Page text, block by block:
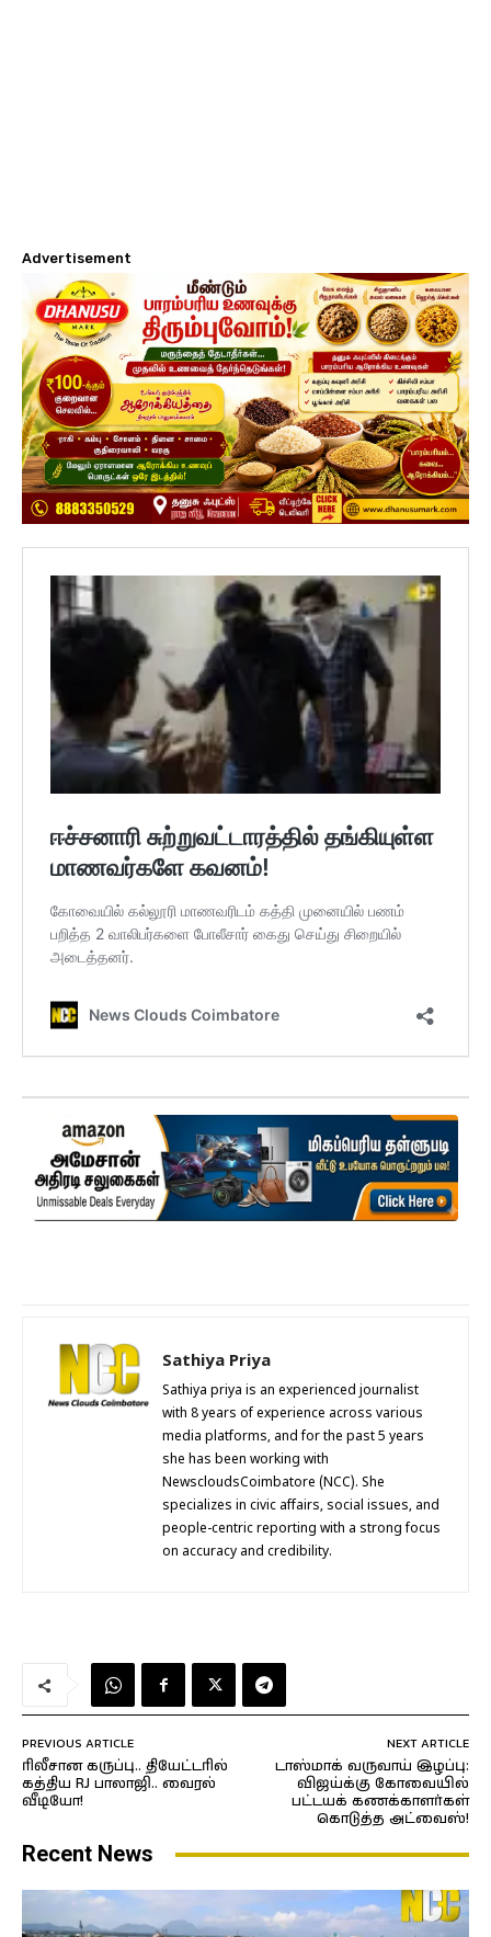
Advertisement
Sathiya Priya
Sathiya priya is an experienced journalist
with 8 years of experience across various
media platforms, and for the past 5 years
she has been working with
NewscloudsCoimbatore (NCC). She
specializes in civic affairs, social issues, and
people-centric reporting with a strong focus
on accuracy and credibility.
PREVIOUS ARTICLE
ரிலீசான கருப்பு.. தியேட்டரில்
கத்திய RJ பாலாஜி.. வைரல்
வீடியோ!
NEXT ARTICLE
டாஸ்மாக் வருவாய் இழப்பு:
விஜய்க்கு கோவையில்
பட்டயக் கணக்காளர்கள்
கொடுத்த அட்வைஸ்!
Recent News